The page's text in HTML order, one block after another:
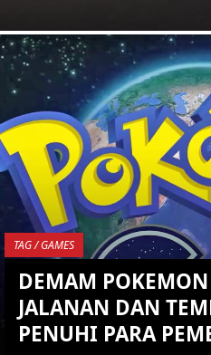
KEMBALI
TAG / GAMES
DEMAM
JALANAN DAN
PENUHI PARA